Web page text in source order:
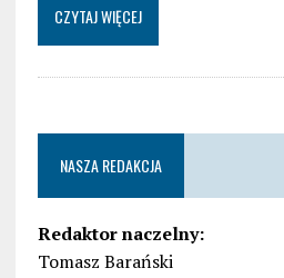
CZYTAJ WIĘCEJ
NASZA REDAKCJA
Redaktor naczelny:
Tomasz Barański